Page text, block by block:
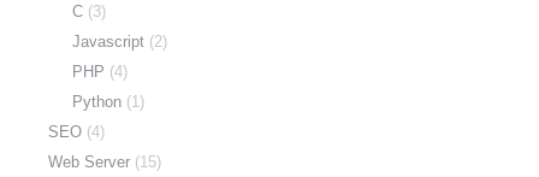
C (3)
Javascript (2)
PHP (4)
Python (1)
SEO (4)
Web Server (15)